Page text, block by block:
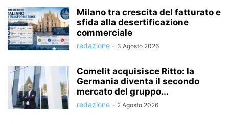
Milano tra crescita del fatturato e
sfida alla desertificazione
commerciale
redazione - 3 Agosto 2026
Comelit acquisisce Ritto: la
Germania diventa il secondo
mercato del gruppo...
redazione - 2 Agosto 2026